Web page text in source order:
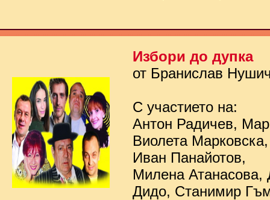
Избори до дупка
от Бранислав
С участието на:
Антон Радичев,
Виолета
Иван Панайотов,
Милена Атанасова,
Дидо, Станимир